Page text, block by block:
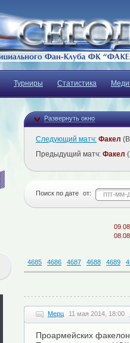
Турниры Статистика
Развернуть окно
Следующий матч: Факел
Предыдущий матч: Факел
Поиск по дате от:
09.08.2026
08.08.2026
4685 4686 4687 4688 4689
Мерц 11 мая 2014, 18:00
Проармейских